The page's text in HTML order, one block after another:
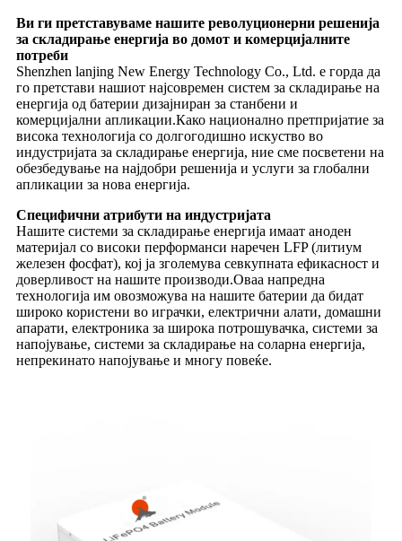
Ви ги претставуваме нашите револуционерни решенија
за складирање енергија во домот и комерцијалните
потреби
Shenzhen lanjing New Energy Technology Co., Ltd. е горда да
го претстави нашиот најсовремен систем за складирање на
енергија од батерии дизајниран за станбени и
комерцијални апликации.Како национално претпријатие за
висока технологија со долгогодишно искуство во
индустријата за складирање енергија, ние сме посветени на
обезбедување на најдобри решенија и услуги за глобални
апликации за нова енергија.
Специфични атрибути на индустријата
Нашите системи за складирање енергија имаат аноден
материјал со високи перформанси наречен LFP (литиум
железен фосфат), кој ја зголемува севкупната ефикасност и
доверливост на нашите производи.Оваа напредна
технологија им овозможува на нашите батерии да бидат
широко користени во играчки, електрични алати, домашни
апарати, електроника за широка потрошувачка, системи за
напојување, системи за складирање на соларна енергија,
непрекинато напојување и многу повеќе.